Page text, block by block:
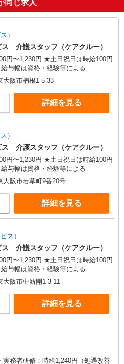
同じ求人
）
ス 介護スタッフ（ケアクルー）
円 ★土日祝日は時給100円
与幅は資格・経験等による
大阪市楠根1-5-33
詳細を見る
）
ス 介護スタッフ（ケアクルー）
円 ★土日祝日は時給100円
与幅は資格・経験等による
大阪市若草町9番20号
詳細を見る
ス）
ス 介護スタッフ（ケアクルー）
円 ★土日祝日は時給100円
与幅は資格・経験等による
大阪市中新開1-3-11
詳細を見る
実務者研修：時給1,240円（処遇改善